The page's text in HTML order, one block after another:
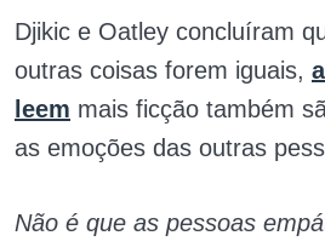
Djikic e Oatley concluíram
outras coisas forem iguais,
leem mais ficção também
as emoções das outras
Não é que as pessoas